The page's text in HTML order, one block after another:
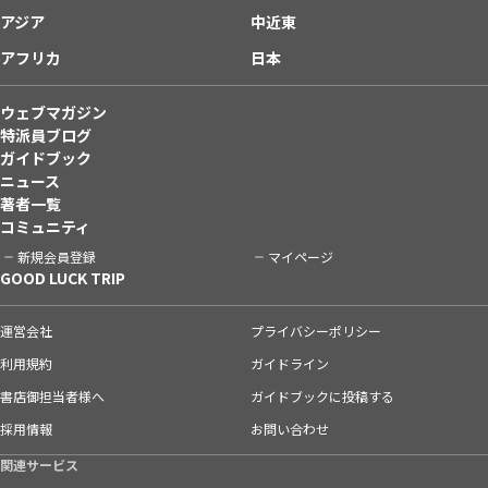
アジア
中近東
アフリカ
日本
ウェブマガジン
特派員ブログ
ガイドブック
ニュース
著者一覧
コミュニティ
新規会員登録 マイページ
GOOD LUCK TRIP
運営会社
プライバシーポリシー
利用規約
ガイドライン
書店御担当者様へ
ガイドブックに投稿する
採用情報
お問い合わせ
関連サービス